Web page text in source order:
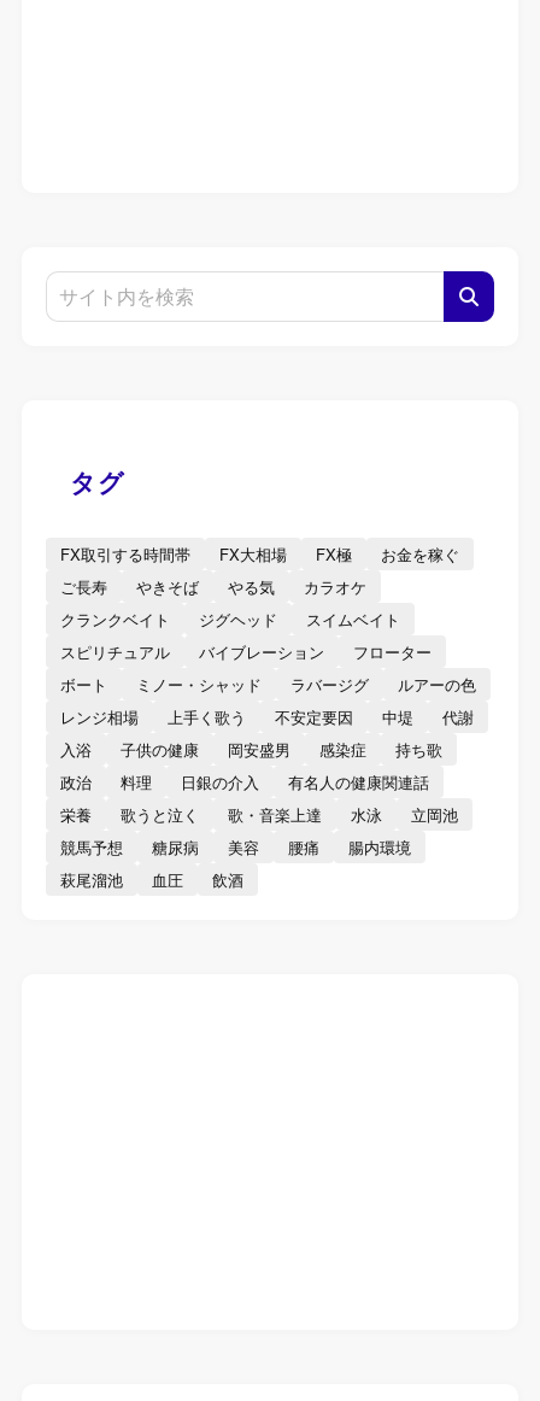
タグ
FX取引する時間帯 FX大相場 FX極
お金を稼ぐ
ご長寿
やきそば やる気
カラオケ
クランクベイト
ジグヘッド
スイムベイト
スピリチュアル
バイブレーション
フローター
ボート
ミノー・シャッド ラバージグ
ルアーの色
レンジ相場
上手く歌う 不安定要因 中堤
代謝
入浴
子供の健康 岡安盛男 感染症
持ち歌
政治
料理 日銀の介入
有名人の健康関連話
栄養
歌うと泣く 歌・音楽上達 水泳
立岡池
競馬予想
糖尿病 美容 腰痛
腸内環境
萩尾溜池
血圧 飲酒